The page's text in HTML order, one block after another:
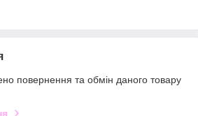
повернення та обмін даного товару